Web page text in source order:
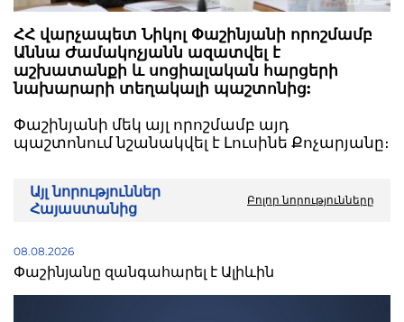
ՀՀ վարչապետ Նիկոլ Փաշինյանի որոշմամբ
Աննա Ժամակոչյանն ազատվել է
աշխատանքի և սոցիալական հարցերի
նախարարի տեղակալի պաշտոնից:
Փաշինյանի մեկ այլ որոշմամբ այդ
պաշտոնում նշանակվել է Լուսինե Քոչարյանը։
Այլ նորություններ
Հայաստանից
Բոլոր նորությունները
08.08.2026
Փաշինյանը զանգահարել է Ալիևին